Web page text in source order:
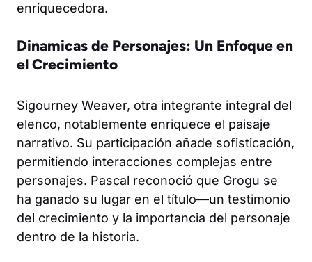
enriquecedora.
Dinamicas de Personajes: Un Enfoque en
el Crecimiento
Sigourney Weaver, otra integrante integral del
elenco, notablemente enriquece el paisaje
narrativo. Su participación añade sofisticación,
permitiendo interacciones complejas entre
personajes. Pascal reconoció que Grogu se
ha ganado su lugar en el título—un testimonio
del crecimiento y la importancia del personaje
dentro de la historia.